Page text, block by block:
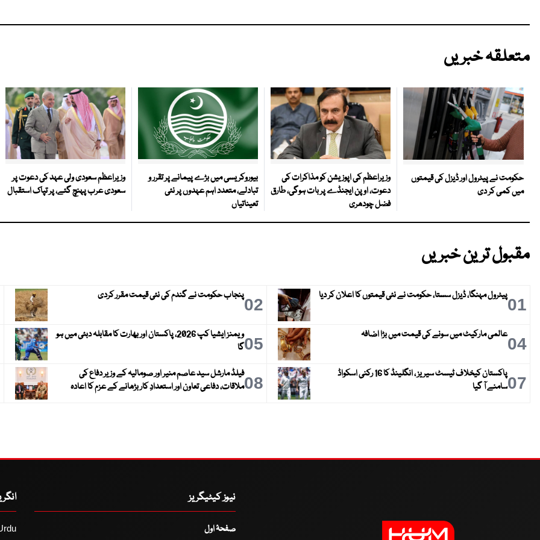
متعلقہ خبریں
حکومت نے پیٹرول اور ڈیزل کی قیمتوں
میں کمی کر دی
وزیراعظم کی اپوزیشن کو مذاکرات کی
دعوت، اوپن ایجنڈے پر بات ہوگی، طارق
فضل چودھری
بیوروکریسی میں بڑے پیمانے پر تقرر و
تبادلے، متعدد اہم عہدوں پر نئی
تعیناتیاں
وزیراعظم سعودی ولی عہد کی دعوت پر
سعودی عرب پہنچ گئے، پر تپاک استقبال
مقبول ترین خبریں
01پیٹرول مہنگا، ڈیزل سستا، حکومت نے نئی قیمتوں کا اعلان کر دیا 02پنجاب حکومت نے گندم کی نئی قیمت مقرر کردی
04عالمی مارکیٹ میں سونے کی قیمت میں بڑا اضافہ 05
ویمنز ایشیا کپ 2026، پاکستان اور بھارت کا مقابلہ دبئی میں ہو
گا
07
پاکستان کیخلاف ٹیسٹ سیریز ، انگلینڈ کا 16 رکنی اسکواڈ
سامنے آ گیا
08فیلڈ مارشل سید عاصم منیر اور صومالیہ کے وزیر دفاع کی
ملاقات، دفاعی تعاون اور استعدادِ کار بڑھانے کے عزم کا اعادہ
نیوز کیٹیگریز
صفحۂ اول